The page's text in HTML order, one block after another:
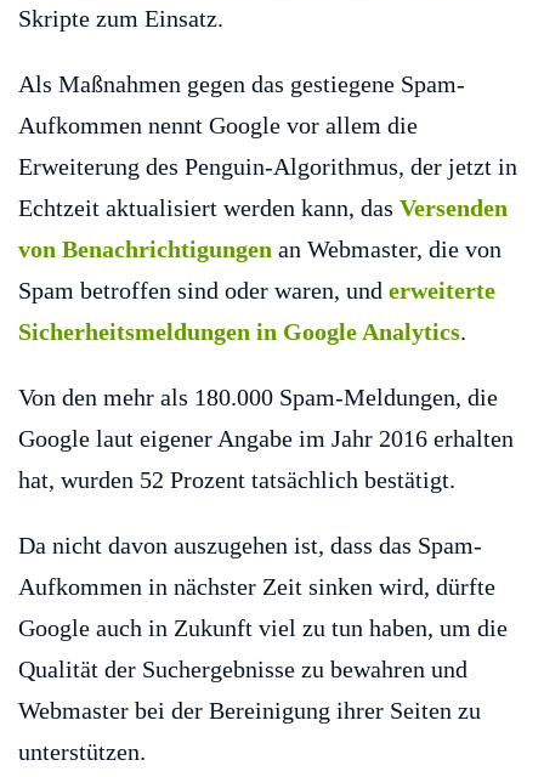
Skripte zum Einsatz.
Als Maßnahmen gegen das gestiegene Spam-
Aufkommen nennt Google vor allem die
Erweiterung des Penguin-Algorithmus, der jetzt in
Echtzeit aktualisiert werden kann, das Versenden
von Benachrichtigungen an Webmaster, die von
Spam betroffen sind oder waren, und erweiterte
Sicherheitsmeldungen in Google Analytics.
Von den mehr als 180.000 Spam-Meldungen, die
Google laut eigener Angabe im Jahr 2016 erhalten
hat, wurden 52 Prozent tatsächlich bestätigt.
Da nicht davon auszugehen ist, dass das Spam-
Aufkommen in nächster Zeit sinken wird, dürfte
Google auch in Zukunft viel zu tun haben, um die
Qualität der Suchergebnisse zu bewahren und
Webmaster bei der Bereinigung ihrer Seiten zu
unterstützen.